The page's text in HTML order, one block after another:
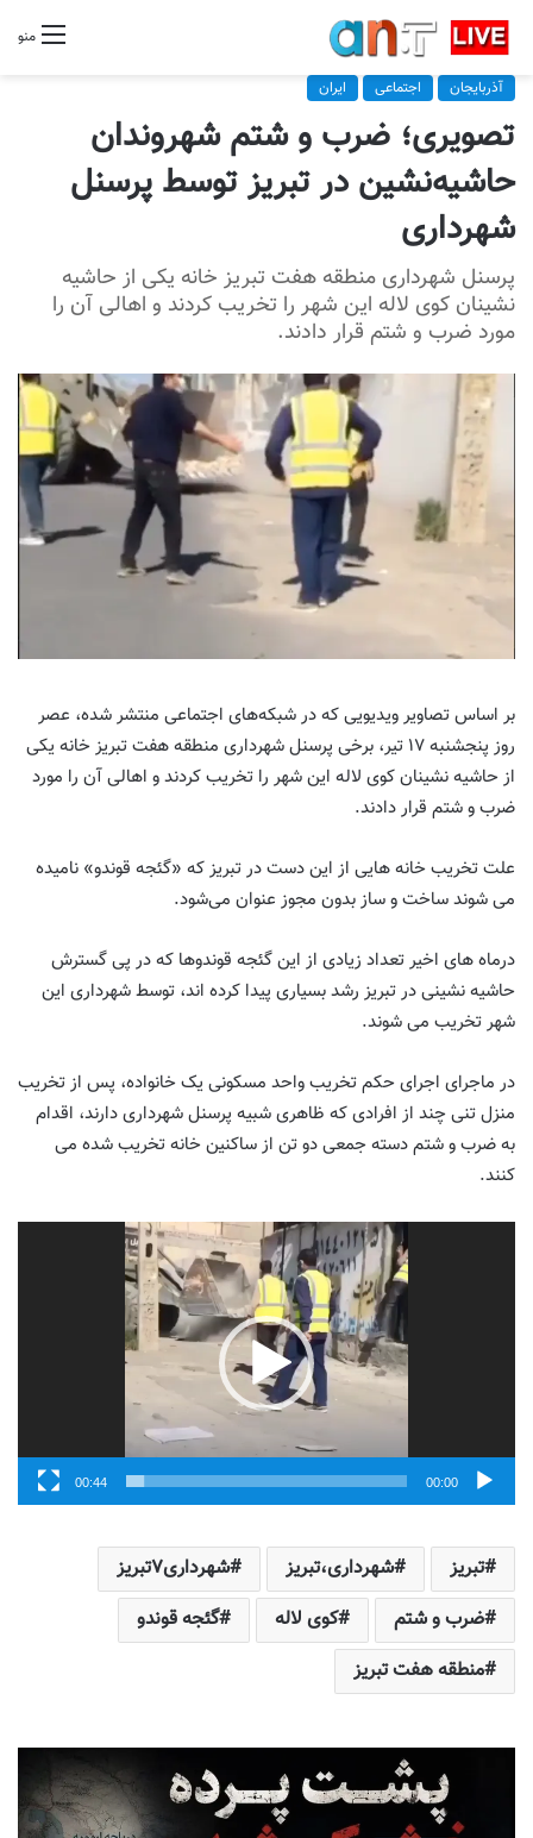
منو
آذربایجان اجتماعی ایران
تصویری؛ ضرب و شتم شهروندان
حاشیه‌نشین در تبریز توسط پرسنل
شهرداری
پرسنل شهرداری منطقه هفت تبریز خانه یکی از حاشیه
نشینان کوی لاله این شهر را تخریب کردند و اهالی آن را
مورد ضرب و شتم قرار دادند.
بر اساس تصاویر ویدیویی که در شبکه‌های اجتماعی منتشر شده، عصر
روز پنجشنبه ١٧ تیر، برخی پرسنل شهرداری منطقه هفت تبریز خانه یکی
از حاشیه نشینان کوی لاله این شهر را تخریب کردند و اهالی آن را مورد
ضرب و شتم قرار دادند.
علت تخریب خانه هایی از این دست در تبریز که «گئجه قوندو» نامیده
می شوند ساخت و ساز بدون مجوز عنوان می‌شود.
درماه های اخیر تعداد زیادی از این گئجه قوندوها که در پی گسترش
حاشیه نشینی در تبریز رشد بسیاری پیدا کرده اند، توسط شهرداری این
شهر تخریب می شوند.
در ماجرای اجرای حکم تخریب واحد مسکونی یک خانواده، پس از تخریب
منزل تنی چند از افرادی که ظاهری شبیه پرسنل شهرداری دارند، اقدام
به ضرب و شتم دسته جمعی دو تن از ساکنین خانه تخریب شده می
کنند.
00:00
00:44
تبریز شهرداری،تبریز
شهرداری۷تبریز
ضرب و شتم
کوی لاله
گئجه قوندو
منطقه هفت تبریز